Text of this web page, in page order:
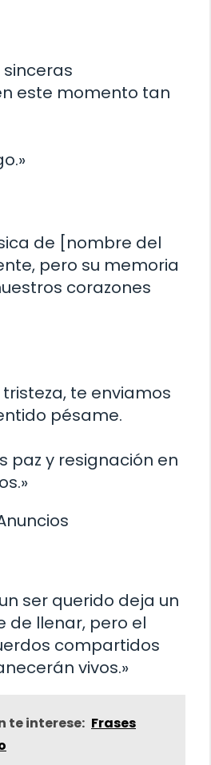
este momento tan
de [nombre del
pero su memoria
corazones
te enviamos
pésame.
paz y resignación en
ser querido deja un
de llenar, pero el
compartidos
vivos.»
te interese: Frases